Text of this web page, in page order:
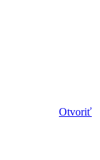
Otvoriť